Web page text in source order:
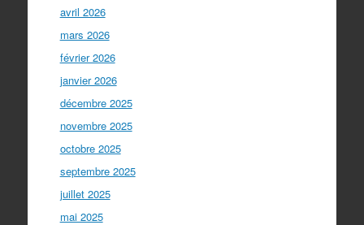
avril 2026
mars 2026
février 2026
janvier 2026
décembre 2025
novembre 2025
octobre 2025
septembre 2025
juillet 2025
mai 2025